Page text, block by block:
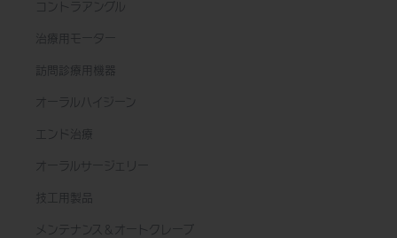
コントラアングル
治療用モーター
訪問診療用機器
オーラルハイジーン
エンド治療
オーラルサージェリー
技工用製品
メンテナンス＆オートクレーブ